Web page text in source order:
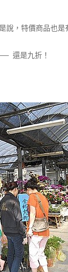
，特價商品也是
還是九折！